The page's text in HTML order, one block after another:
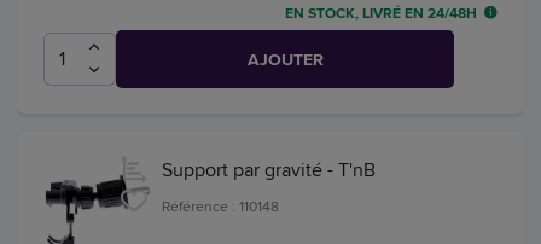
EN STOCK, LIVRÉ EN 24/48H
AJOUTER
Support par gravité - T'nB
Référence : 110148